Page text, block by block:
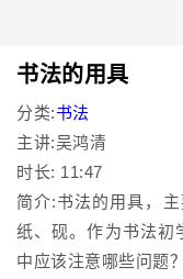
书法的用具
分类:书法
主讲:吴鸿清
时长: 11:47
简介:书法的用具，主
纸、砚。作为书法初
中应该注意哪些问题？